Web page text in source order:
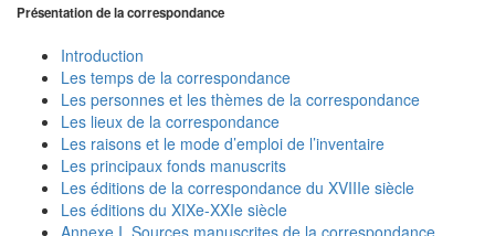
Présentation de la correspondance
Introduction
Les temps de la correspondance
Les personnes et les thèmes de la correspondance
Les lieux de la correspondance
Les raisons et le mode d’emploi de l’inventaire
Les principaux fonds manuscrits
Les éditions de la correspondance du XVIIIe siècle
Les éditions du XIXe-XXIe siècle
Annexe I. Sources manuscrites de la correspondance